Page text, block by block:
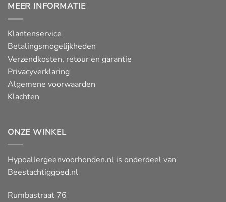
MEER INFORMATIE
Klantenservice
Betalingsmogelijkheden
Verzendkosten, retour en garantie
Privacyverklaring
Algemene voorwaarden
Klachten
ONZE WINKEL
Hypoallergeenvoorhonden.nl is onderdeel van
Beestachtiggoed.nl
Rumbastraat 76